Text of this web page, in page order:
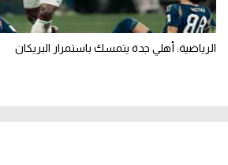
الرياضية: أهلي جدة يتمسك باستمرار البريكان